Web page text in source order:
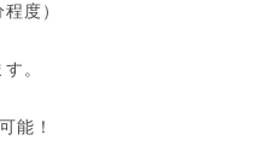
度）
。
能！